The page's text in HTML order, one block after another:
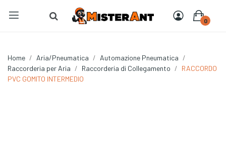
0
Home Aria/Pneumatica
Automazione Pneumatica
Raccorderia per Aria
Raccorderia di Collegamento
RACCORDO
PVC GOMITO INTERMEDIO